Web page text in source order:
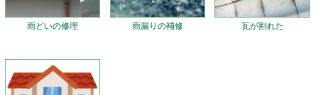
雨どいの修理 雨漏りの補修 瓦が割れた